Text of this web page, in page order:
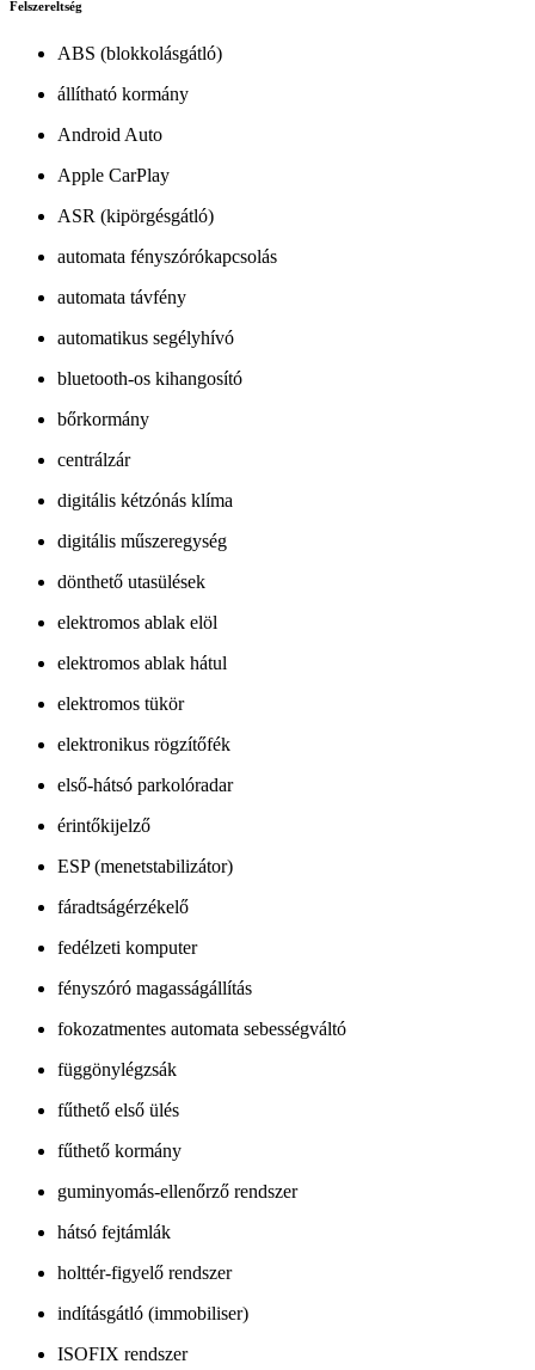
Felszereltség
ABS (blokkolásgátló)
állítható kormány
Android Auto
Apple CarPlay
ASR (kipörgésgátló)
automata fényszórókapcsolás
automata távfény
automatikus segélyhívó
bluetooth-os kihangosító
bőrkormány
centrálzár
digitális kétzónás klíma
digitális műszeregység
dönthető utasülések
elektromos ablak elöl
elektromos ablak hátul
elektromos tükör
elektronikus rögzítőfék
első-hátsó parkolóradar
érintőkijelző
ESP (menetstabilizátor)
fáradtságérzékelő
fedélzeti komputer
fényszóró magasságállítás
fokozatmentes automata sebességváltó
függönylégzsák
fűthető első ülés
fűthető kormány
guminyomás-ellenőrző rendszer
hátsó fejtámlák
holttér-figyelő rendszer
indításgátló (immobiliser)
ISOFIX rendszer